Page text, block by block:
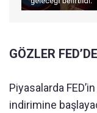
GÖZLER
Piyasalarda
indirimine